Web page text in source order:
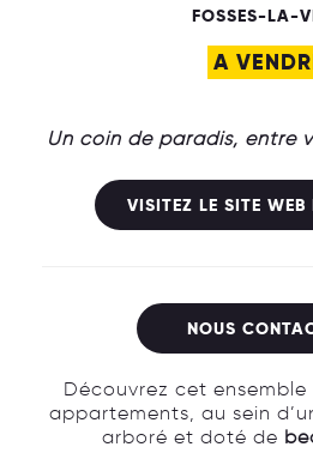
FOSSES-LA-
A
Un coin de paradis, entre
VISITEZ LE SITE WEB
NOUS
Découvrez cet
appartements, au sein
arboré et doté de